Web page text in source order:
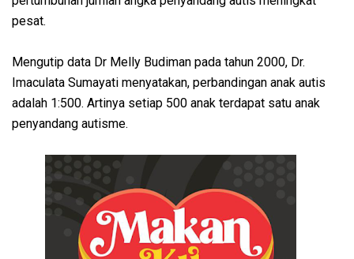
pesat.
Mengutip data Dr Melly Budiman pada tahun 2000, Dr.
Imaculata Sumayati menyatakan, perbandingan anak autis
adalah 1:500. Artinya setiap 500 anak terdapat satu anak
penyandang autisme.